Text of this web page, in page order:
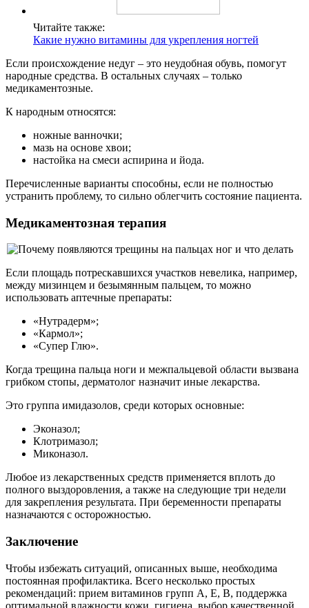
Читайте также:
Какие нужно витамины для укрепления ногтей
Если происхождение недуг – это неудобная обувь, помогут
народные средства. В остальных случаях – только
медикаментозные.
К народным относятся:
ножные ванночки;
мазь на основе хвои;
настойка на смеси аспирина и йода.
Перечисленные варианты способны, если не полностью
устранить проблему, то сильно облегчить состояние пациента.
Медикаментозная терапия
Если площадь потрескавшихся участков невелика, например,
между мизинцем и безымянным пальцем, то можно
использовать аптечные препараты:
«Нутрадерм»;
«Кармол»;
«Супер Глю».
Когда трещина пальца ноги и межпальцевой области вызвана
грибком стопы, дерматолог назначит иные лекарства.
Это группа имидазолов, среди которых основные:
Эконазол;
Клотримазол;
Миконазол.
Любое из лекарственных средств применяется вплоть до
полного выздоровления, а также на следующие три недели
для закрепления результата. При беременности препараты
назначаются с осторожностью.
Заключение
Чтобы избежать ситуаций, описанных выше, необходима
постоянная профилактика. Всего несколько простых
рекомендаций: прием витаминов групп А, Е, В, поддержка
оптимальной влажности кожи, гигиена, выбор качественной